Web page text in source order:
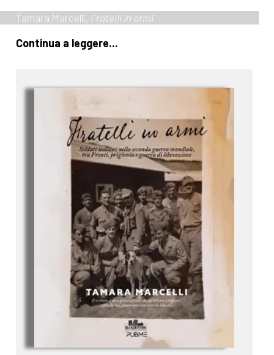
Tamara Marcelli, Fratelli in armi
Continua a leggere...